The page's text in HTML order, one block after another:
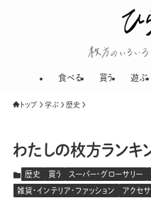
食べる 買う 遊ぶ
トップ 学ぶ 歴史
わたしの枚方ランキ
歴史 買う スーパー・グローサリー
雑貨・インテリア・ファッション アクセ